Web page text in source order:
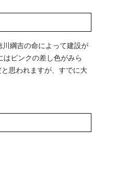
綱吉の命によって建設が
ピンクの差し色がみら
思われますが、すでに大